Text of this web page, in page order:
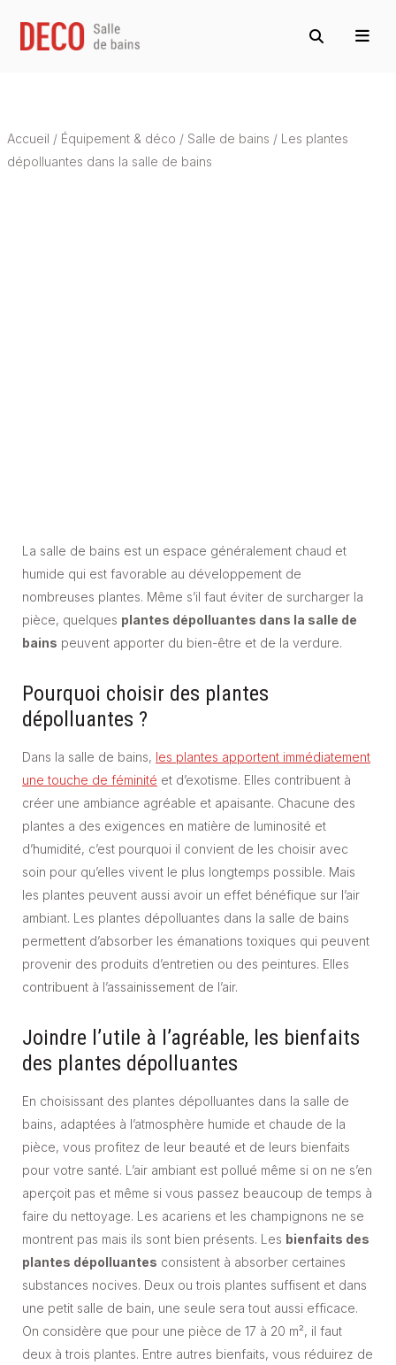
Accueil / Équipement & déco / Salle de bains / Les plantes
dépolluantes dans la salle de bains
La salle de bains est un espace généralement chaud et
humide qui est favorable au développement de
nombreuses plantes. Même s’il faut éviter de surcharger la
pièce, quelques plantes dépolluantes dans la salle de
bains peuvent apporter du bien-être et de la verdure.
Pourquoi choisir des plantes
dépolluantes ?
Dans la salle de bains, les plantes apportent immédiatement
une touche de féminité et d’exotisme. Elles contribuent à
créer une ambiance agréable et apaisante. Chacune des
plantes a des exigences en matière de luminosité et
d’humidité, c’est pourquoi il convient de les choisir avec
soin pour qu’elles vivent le plus longtemps possible. Mais
les plantes peuvent aussi avoir un effet bénéfique sur l’air
ambiant. Les plantes dépolluantes dans la salle de bains
permettent d’absorber les émanations toxiques qui peuvent
provenir des produits d’entretien ou des peintures. Elles
contribuent à l’assainissement de l’air.
Joindre l’utile à l’agréable, les bienfaits
des plantes dépolluantes
En choisissant des plantes dépolluantes dans la salle de
bains, adaptées à l’atmosphère humide et chaude de la
pièce, vous profitez de leur beauté et de leurs bienfaits
pour votre santé. L’air ambiant est pollué même si on ne s’en
aperçoit pas et même si vous passez beaucoup de temps à
faire du nettoyage. Les acariens et les champignons ne se
montrent pas mais ils sont bien présents. Les bienfaits des
plantes dépolluantes consistent à absorber certaines
substances nocives. Deux ou trois plantes suffisent et dans
une petit salle de bain, une seule sera tout aussi efficace.
On considère que pour une pièce de 17 à 20 m², il faut
deux à trois plantes. Entre autres bienfaits, vous réduirez de